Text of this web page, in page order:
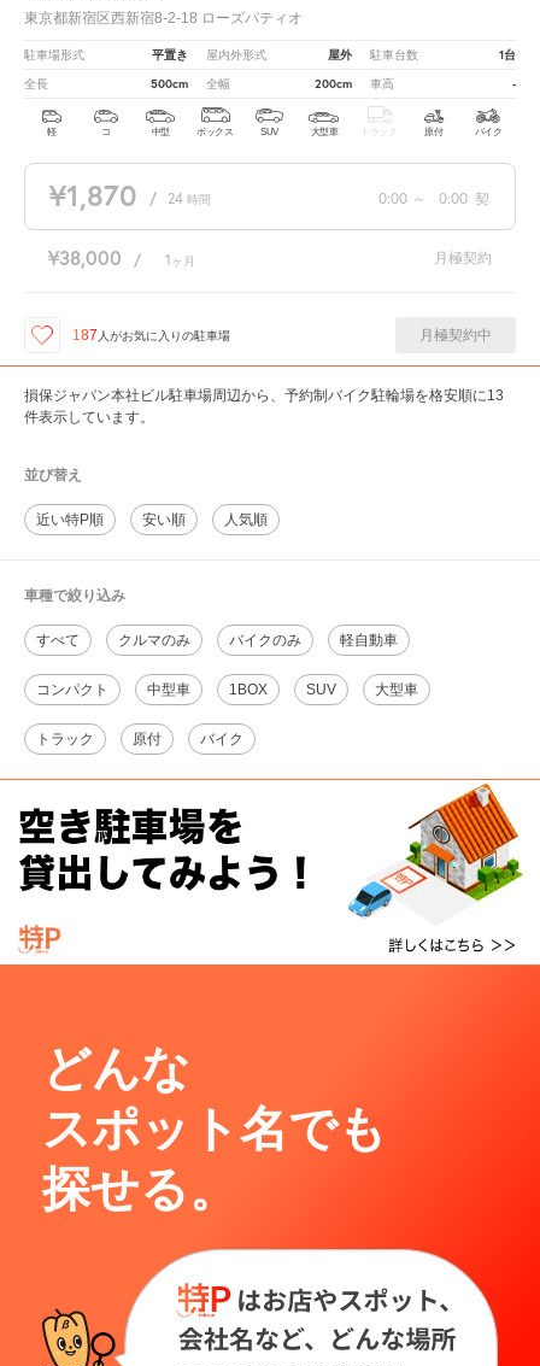
東京都新宿区西新宿8-2-18 ローズパティオ
駐車場形式 平置き 屋内外形式 屋外 駐車台数 1台
全長 500cm 全幅 200cm 車高 -
軽 コ 中型 ボックス SUV 大型車 トラック 原付 バイク
¥1,870 / 24 時間 0:00 ～ 0:00 契
¥38,000 / 1 ヶ月 月極契約
187 人がお気に入りの駐車場 月極契約中
損保ジャパン本社ビル駐車場周辺から、予約制バイク駐輪場を格安順に13
件表示しています。
並び替え
近い特P順 安い順 人気順
車種で絞り込み
すべて クルマのみ バイクのみ 軽自動車
コンパクト 中型車 1BOX SUV 大型車
トラック 原付 バイク
どんな
スポット名でも
探せる。